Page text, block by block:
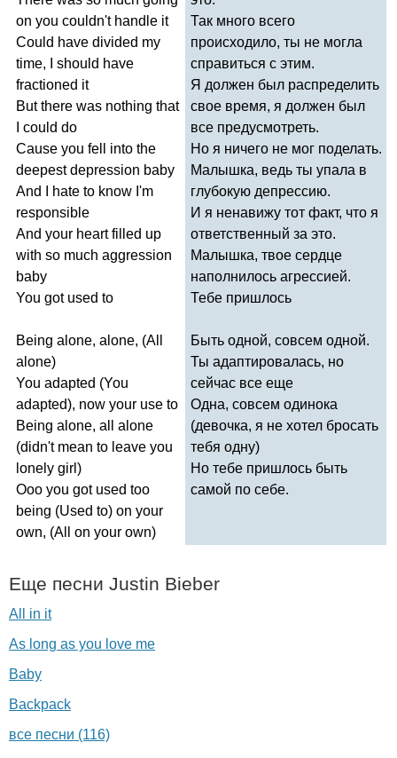
on you couldn't handle it
Could have divided my
time, should have
fractioned it
But there was nothing that
could do
Cause you fell into the
deepest depression baby
And
hate to know I'm
responsible
And your heart filled up
with so much aggression
baby
You got used to
Being alone, alone, (All
alone)
You adapted (You
adapted), now your use to
Being alone, all
alone
(didn't mean to leave you
lonely girl )
Ooo you got used too
being (Used to) on your
own, (All on your own)
Так много всего
происходило, ты не могла
справиться с этим.
Я должен был распределить
свое время, я должен был
все предусмотреть.
Но я ничего не мог поделать.
Малышка, ведь ты упала в
глубокую депрессию.
И я ненавижу тот факт, что я
ответственный за это.
Малышка, твое сердце
наполнилось агрессией.
Тебе пришлось
Быть одной, совсем одной.
Ты адаптировалась, но
сейчас все еще
Одна, совсем одинока
(девочка, я не хотел бросать
тебя одну)
Но тебе пришлось быть
самой по себе.
Еще песни Justin Bieber
All in it
As long as you love me
Baby
Backpack
все песни (116)